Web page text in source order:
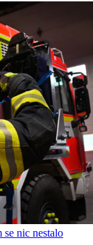
nic nestalo